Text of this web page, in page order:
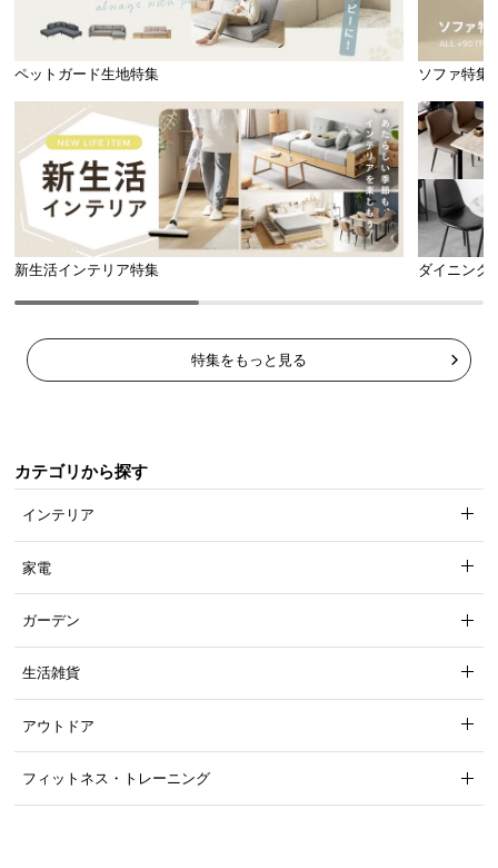
ペットガード生地特集 ソファ特集
新生活インテリア特集 ダイニング
特集をもっと見る
カテゴリから探す
インテリア
家電
ガーデン
生活雑貨
アウトドア
フィットネス・トレーニング